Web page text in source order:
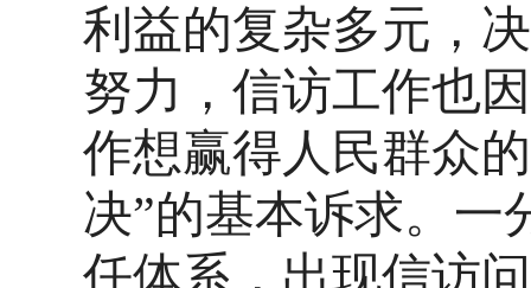
利益的复杂多元，
努力，信访工作也
作想赢得人民群众
决”的基本诉求。一
任体系，出现信访